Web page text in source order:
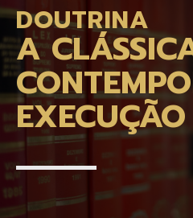
DOUTRINA
A